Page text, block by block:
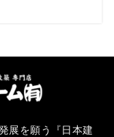
展を願う『 日本建